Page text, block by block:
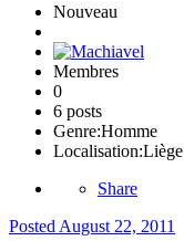
Nouveau
Membres
0
6 posts
Genre:Homme
Localisation:Liège
Share
PostedAugust 22, 2011